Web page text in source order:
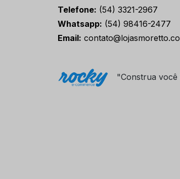
Telefone: (54) 3321-2967
Whatsapp: (54) 98416-2477
Email:
"Construa você